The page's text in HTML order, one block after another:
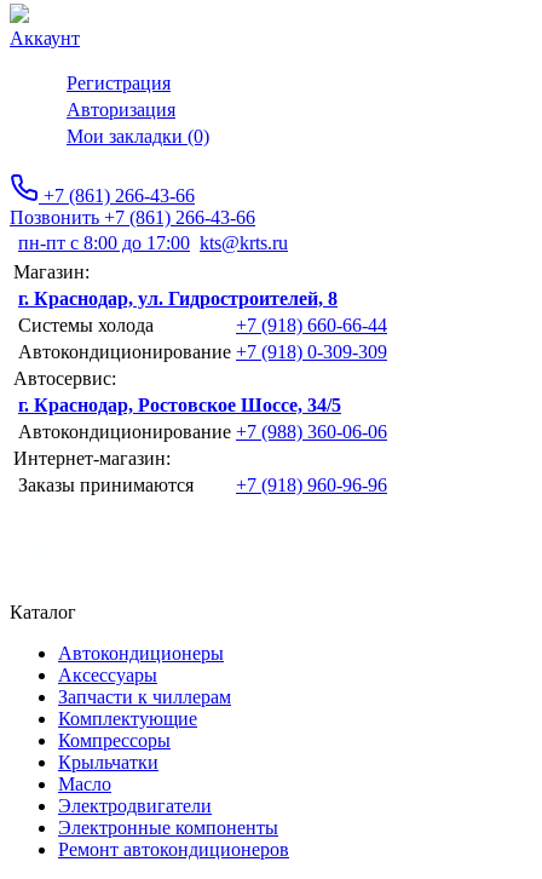
Аккаунт
Регистрация
Авторизация
Мои закладки (0)
+7 (861) 266-43-66
Позвонить +7 (861) 266-43-66
пн-пт с 8:00 до 17:00 kts@krts.ru
Магазин:
г. Краснодар, ул. Гидростроителей, 8
Системы холода
+7 (918) 660-66-44
Автокондиционирование +7 (918) 0-309-309
Автосервис:
г. Краснодар, Ростовское Шоссе, 34/5
Автокондиционирование +7 (988) 360-06-06
Интернет-магазин:
Заказы принимаются
+7 (918) 960-96-96
Каталог
Автокондиционеры
Аксессуары
Запчасти к чиллерам
Комплектующие
Компрессоры
Крыльчатки
Масло
Электродвигатели
Электронные компоненты
Ремонт автокондиционеров